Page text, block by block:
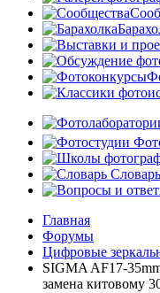
Словарь
Главная
Форумы
Цифровые
SIGMA AF17-
замена китовому